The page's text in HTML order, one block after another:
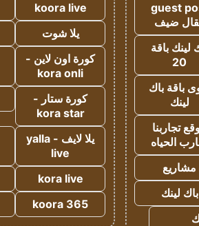
guest
ضيف
لينك باقة
20
باقة باك
لينك
تجاربنا
الحياه
مشاريع
باك لينك
koora live
يلا شوت
كورة اون لاين -
kora onli
كورة ستار -
kora star
يلا لايف - yalla
live
kora live
koora 365